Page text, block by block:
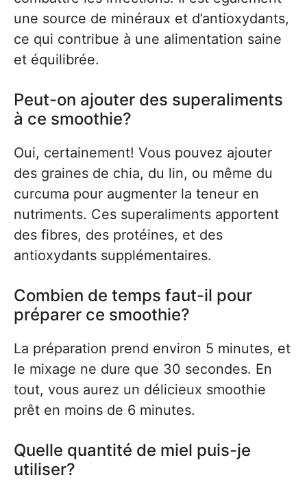
une source de minéraux et d’antioxydants,
ce qui contribue à une alimentation saine
et équilibrée.
Peut-on ajouter des superaliments
à ce smoothie?
Oui, certainement! Vous pouvez ajouter
des graines de chia, du lin, ou même du
curcuma pour augmenter la teneur en
nutriments. Ces superaliments apportent
des fibres, des protéines, et des
antioxydants supplémentaires.
Combien de temps faut-il pour
préparer ce smoothie?
La préparation prend environ 5 minutes, et
le mixage ne dure que 30 secondes. En
tout, vous aurez un délicieux smoothie
prêt en moins de 6 minutes.
Quelle quantité de miel puis-je
utiliser?